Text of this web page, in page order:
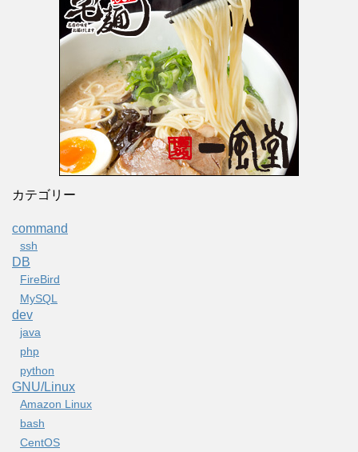
カテゴリー
command
ssh
DB
FireBird
MySQL
dev
java
php
python
GNU/Linux
Amazon Linux
bash
CentOS